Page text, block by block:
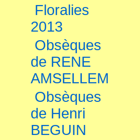
Floralies
2013
Obsèques
de RENE
AMSELLEM
Obsèques
de Henri
BEGUIN